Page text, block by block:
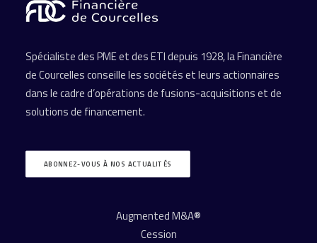
Spécialiste des PME et des ETI depuis 1928, la Financière
de Courcelles conseille les sociétés et leurs actionnaires
dans le cadre d’opérations de fusions-acquisitions et de
solutions de financement.
ABONNEZ-VOUS À NOS ACTUALITÉS
Augmented M&A®
Cession